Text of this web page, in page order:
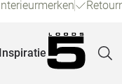
Inspiratie